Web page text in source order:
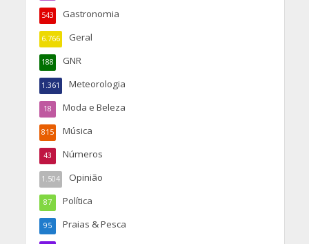
Gastronomia
543
Geral
6.766
GNR
188
Meteorologia
1.361
Moda e Beleza
18
Música
815
Números
43
Opinião
1.504
Política
87
Praias & Pesca
95